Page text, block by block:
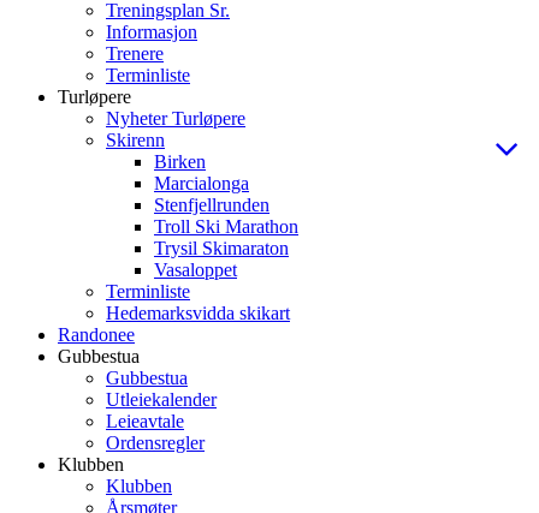
Treningsplan Sr.
Informasjon
Trenere
Terminliste
Turløpere
Nyheter Turløpere
Skirenn
Birken
Marcialonga
Stenfjellrunden
Troll Ski Marathon
Trysil Skimaraton
Vasaloppet
Terminliste
Hedemarksvidda skikart
Randonee
Gubbestua
Gubbestua
Utleiekalender
Leieavtale
Ordensregler
Klubben
Klubben
Årsmøter